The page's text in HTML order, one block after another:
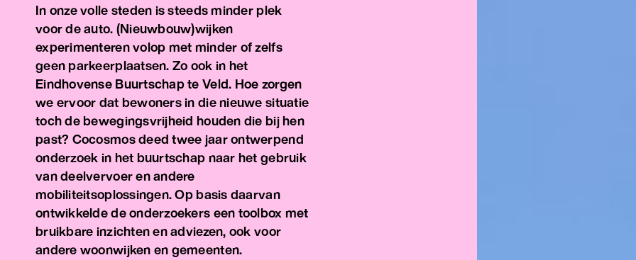
In onze volle steden is steeds minder plek
voor de auto. (Nieuwbouw)wijken
experimenteren volop met minder of zelfs
geen parkeerplaatsen. Zo ook in het
Eindhovense Buurtschap te Veld. Hoe zorgen
we ervoor dat bewoners in die nieuwe situatie
toch de bewegingsvrijheid houden die bij hen
past? Cocosmos deed twee jaar ontwerpend
onderzoek in het buurtschap naar het gebruik
van deelvervoer en andere
mobiliteitsoplossingen. Op basis daarvan
ontwikkelde de onderzoekers een toolbox met
bruikbare inzichten en adviezen, ook voor
andere woonwijken en gemeenten.